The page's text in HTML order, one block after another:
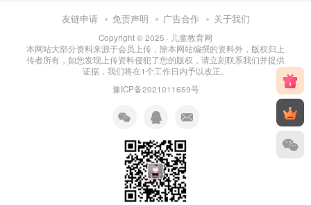
友链申请 免责声明 广告合作 关于我们
Copyright © 2025 · 儿童教育网
本网站大部分资料来源于会员上传，除本网站编撰的资料外，版权归上
传者所有，如您发现上传资料侵犯了您的版权，请立刻联系我们并提供
证据，我们将在1个工作日内予以改正。
豫ICP备2021011659号